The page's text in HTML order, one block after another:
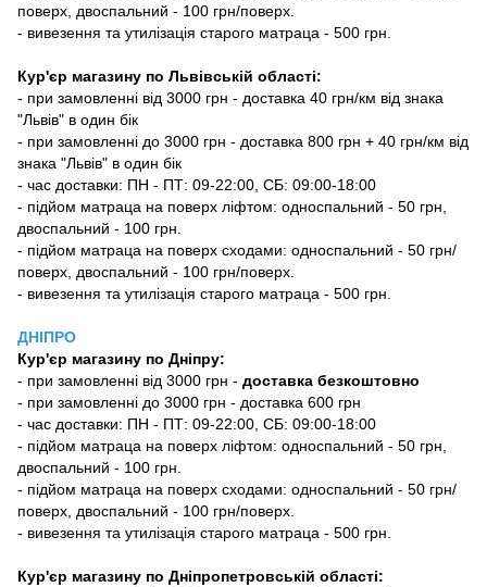
поверх, двоспальний - 100 грн/поверх.
- вивезення та утилізація старого матраца - 500 грн.
Кур'єр магазину по Львівській області:
- при замовленні від 3000 грн - доставка 40 грн/км від знака
"Львів" в один бік
- при замовленні до 3000 грн - доставка 800 грн + 40 грн/км від
знака "Львів" в один бік
- час доставки: ПН - ПТ: 09-22:00, СБ: 09:00-18:00
- підйом матраца на поверх ліфтом: односпальний - 50 грн,
двоспальний - 100 грн.
- підйом матраца на поверх сходами: односпальний - 50 грн/
поверх, двоспальний - 100 грн/поверх.
- вивезення та утилізація старого матраца - 500 грн.
ДНІПРО
Кур'єр магазину по Дніпру:
- при замовленні від 3000 грн - доставка безкоштовно
- при замовленні до 3000 грн - доставка 600 грн
- час доставки: ПН - ПТ: 09-22:00, СБ: 09:00-18:00
- підйом матраца на поверх ліфтом: односпальний - 50 грн,
двоспальний - 100 грн.
- підйом матраца на поверх сходами: односпальний - 50 грн/
поверх, двоспальний - 100 грн/поверх.
- вивезення та утилізація старого матраца - 500 грн.
Кур'єр магазину по Дніпропетровській області: